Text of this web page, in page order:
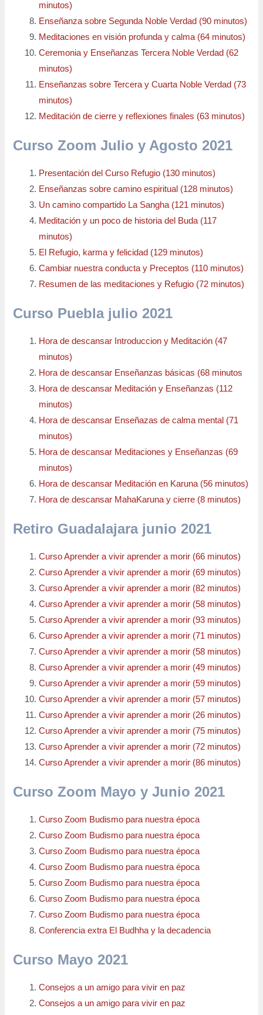
minutos)
Enseñanza sobre Segunda Noble Verdad (90 minutos)
Meditaciones en visión profunda y calma (64 minutos)
Ceremonia y Enseñanzas Tercera Noble Verdad (62
minutos)
Enseñanzas sobre Tercera y Cuarta Noble Verdad (73
minutos)
Meditación de cierre y reflexiones finales (63 minutos)
Curso Zoom Julio y Agosto 2021
Presentación del Curso Refugio (130 minutos)
Enseñanzas sobre camino espiritual (128 minutos)
Un camino compartido La Sangha (121 minutos)
Meditación y un poco de historia del Buda (117
minutos)
El Refugio, karma y felicidad (129 minutos)
Cambiar nuestra conducta y Preceptos (110 minutos)
Resumen de las meditaciones y Refugio (72 minutos)
Curso Puebla julio 2021
Hora de descansar Introduccion y Meditación (47
minutos)
Hora de descansar Enseñanzas básicas (68 minutos
Hora de descansar Meditación y Enseñanzas (112
minutos)
Hora de descansar Enseñazas de calma mental (71
minutos)
Hora de descansar Meditaciones y Enseñanzas (69
minutos)
Hora de descansar Meditación en Karuna (56 minutos)
Hora de descansar MahaKaruna y cierre (8 minutos)
Retiro Guadalajara junio 2021
Curso Aprender a vivir aprender a morir (66 minutos)
Curso Aprender a vivir aprender a morir (69 minutos)
Curso Aprender a vivir aprender a morir (82 minutos)
Curso Aprender a vivir aprender a morir (58 minutos)
Curso Aprender a vivir aprender a morir (93 minutos)
Curso Aprender a vivir aprender a morir (71 minutos)
Curso Aprender a vivir aprender a morir (58 minutos)
Curso Aprender a vivir aprender a morir (49 minutos)
Curso Aprender a vivir aprender a morir (59 minutos)
Curso Aprender a vivir aprender a morir (57 minutos)
Curso Aprender a vivir aprender a morir (26 minutos)
Curso Aprender a vivir aprender a morir (75 minutos)
Curso Aprender a vivir aprender a morir (72 minutos)
Curso Aprender a vivir aprender a morir (86 minutos)
Curso Zoom Mayo y Junio 2021
Curso Zoom Budismo para nuestra época
Curso Zoom Budismo para nuestra época
Curso Zoom Budismo para nuestra época
Curso Zoom Budismo para nuestra época
Curso Zoom Budismo para nuestra época
Curso Zoom Budismo para nuestra época
Curso Zoom Budismo para nuestra época
Conferencia extra El Budhha y la decadencia
Curso Mayo 2021
Consejos a un amigo para vivir en paz
Consejos a un amigo para vivir en paz